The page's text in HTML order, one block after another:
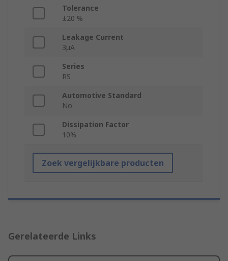
Tolerance
±20 %
Leakage Current
3μA
Series
RS
Automotive Standard
No
Dissipation Factor
10%
Zoek vergelijkbare producten
Gerelateerde Links